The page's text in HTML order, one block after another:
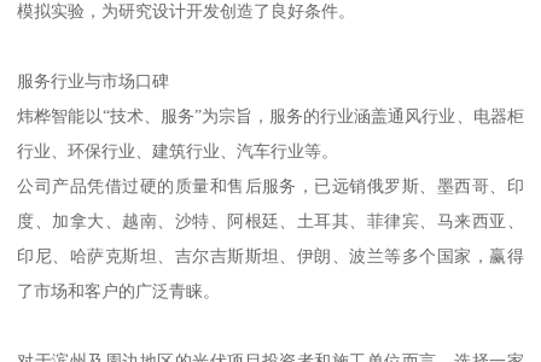
模拟实验，为研究设计开发创造了良好条件。
服务行业与市场口碑
炜桦智能以“技术、服务”为宗旨，服务的行业涵盖通风行业、电器柜
行业、环保行业、建筑行业、汽车行业等。
公司产品凭借过硬的质量和售后服务，已远销俄罗斯、墨西哥、印
度、加拿大、越南、沙特、阿根廷、土耳其、菲律宾、马来西亚、
印尼、哈萨克斯坦、吉尔吉斯斯坦、伊朗、波兰等多个国家，赢得
了市场和客户的广泛青睐。